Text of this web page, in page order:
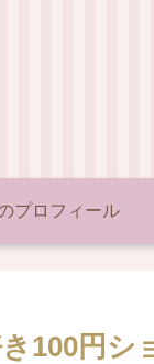
プロフィール
き100円